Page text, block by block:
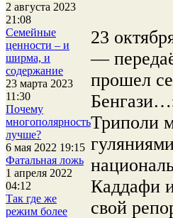
2 августа 2023
21:08
Семейные
ценности – и
ширма, и
содержание
23 марта 2023
11:30
Почему
многополярность
лучше?
6 мая 2022 19:15
Фатальная ложь
1 апреля 2022
04:12
Так где же
режим более
23
—
прошел
Триполи
Каддафи
свой